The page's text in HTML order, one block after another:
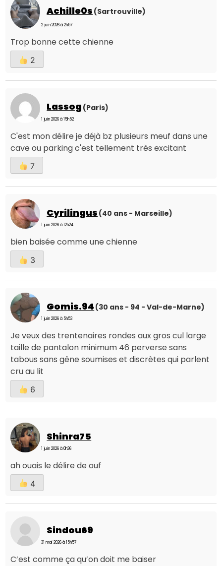
Achille0s (Sartrouville)
2 juin 2026 à 2h57
Trop bonne cette chienne
2
Lassog (Paris)
1 juin 2026 à 15h52
C'est mon délire je déjà bz plusieurs meuf dans une
cave ou parking c'est tellement très excitant
7
Cyrilingus (40 ans - Marseille)
1 juin 2026 à 12h24
bien baisée comme une chienne
3
Gomis.94 (30 ans - 94 - Val-de-Marne)
1 juin 2026 à 5h53
Je veux des trentenaires rondes aux gros cul large
taille de pantalon minimum 46 perverse sans
tabous sans gêne soumises et discrètes qui parlent
cru au lit
6
Shinra75
1 juin 2026 à 0h36
ah ouais le délire de ouf
4
Sindou69
31 mai 2026 à 15h57
C’est comme ça qu’on doit me baiser